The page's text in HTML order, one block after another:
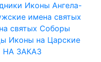
Иконы Ангела-
имена святых
святых Соборы
Иконы на Царские
ЗАКАЗ